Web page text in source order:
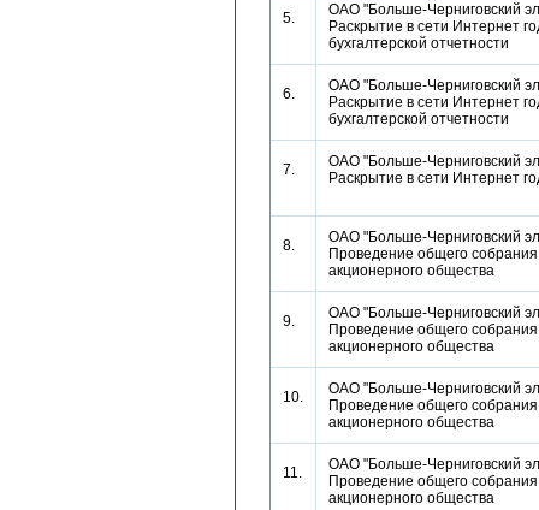
5.
ОАО "Больше-Черниговский
Раскрытие в сети Интернет
бухгалтерской отчетности
6.
ОАО "Больше-Черниговский
Раскрытие в сети Интернет
бухгалтерской отчетности
7.
ОАО "Больше-Черниговский
Раскрытие в сети Интернет
8.
ОАО "Больше-Черниговский
Проведение общего
акционерного общества
9.
ОАО "Больше-Черниговский
Проведение общего
акционерного общества
10.
ОАО "Больше-Черниговский
Проведение общего
акционерного общества
11.
ОАО "Больше-Черниговский
Проведение общего
акционерного общества